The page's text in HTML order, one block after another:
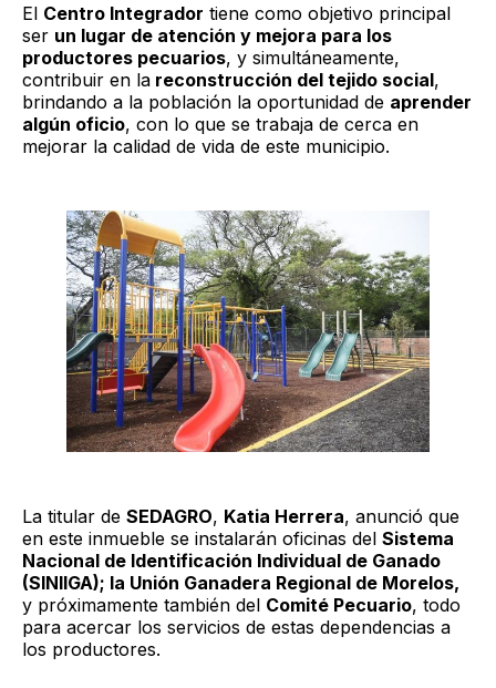
El Centro Integrador tiene como objetivo principal
ser un lugar de atención y mejora para los
productores pecuarios, y simultáneamente,
contribuir en la reconstrucción del tejido social,
brindando a la población la oportunidad de aprender
algún oficio, con lo que se trabaja de cerca en
mejorar la calidad de vida de este municipio.
La titular de SEDAGRO, Katia Herrera, anunció que
en este inmueble se instalarán oficinas del Sistema
Nacional de Identificación Individual de Ganado
(SINIIGA); la Unión Ganadera Regional de Morelos,
y próximamente también del Comité Pecuario, todo
para acercar los servicios de estas dependencias a
los productores.